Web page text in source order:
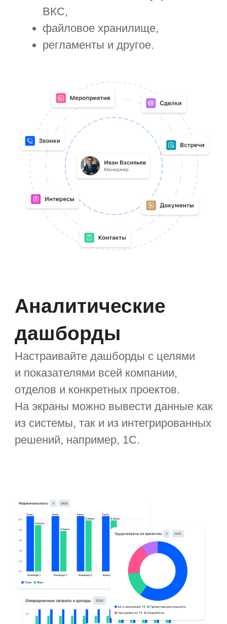
Выбирайте, кто сможет открыть
дашборд, какие виджеты будут
доступны сотруднику и какие данные
на конкретном виджете он сможет
менеджеров или инвесторов.
Фильтры
по конкретному сотруднику, вывести
новости по конкретной тематике.
определённые виджеты — так
вы получите максимум нужной
информации.
Доступность
с любого
устройства
Единый дашборд можно посмотреть
в веб-версии, мобильном приложении
на iOS и Android, на Windows, Linux
и macOS. Дизайн виджета